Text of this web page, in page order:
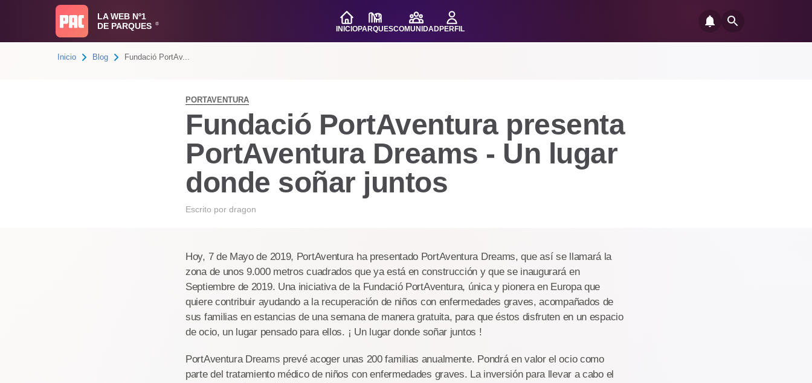
LA WEB Nº1
DE PARQUES
®
INICIOPARQUESCOMUNIDADPERFIL
Inicio Blog Fundació PortAv...
PORTAVENTURA
Fundació PortAventura presenta
PortAventura Dreams - Un lugar
donde soñar juntos
Escrito por dragon
Hoy, 7 de Mayo de 2019, PortAventura ha presentado PortAventura Dreams, que así se llamará la
zona de unos 9.000 metros cuadrados que ya está en construcción y que se inaugurará en
Septiembre de 2019. Una iniciativa de la Fundació PortAventura, única y pionera en Europa que
quiere contribuir ayudando a la recuperación de niños con enfermedades graves, acompañados de
sus familias en estancias de una semana de manera gratuita, para que éstos disfruten en un espacio
de ocio, un lugar pensado para ellos. ¡ Un lugar donde soñar juntos !
PortAventura Dreams prevé acoger unas 200 familias anualmente. Pondrá en valor el ocio como
parte del tratamiento médico de niños con enfermedades graves. La inversión para llevar a cabo el